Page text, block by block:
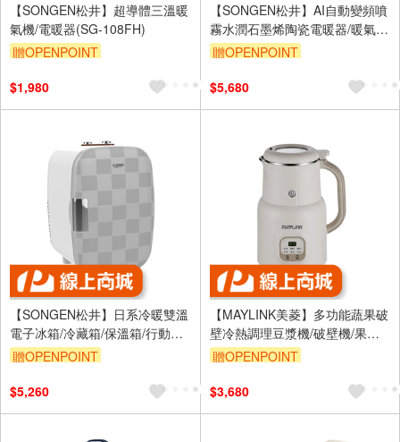
【SONGEN松井】超導體三溫暖
氣機/電暖器(SG-108FH)
贈OPENPOINT
$1,980
【SONGEN松井】AI自動變頻噴
霧水潤石墨烯陶瓷電暖器/暖氣
機/電暖爐(SG-818NP)
贈OPENPOINT
$5,680
【SONGEN松井】日系冷暖雙溫
電子冰箱/冷藏箱/保溫箱/行動冰
箱(CLT-15LE)
贈OPENPOINT
$5,260
【MAYLINK美菱】多功能蔬果破
壁冷熱調理豆漿機/破壁機/果汁
機/快煮壺/輔食機(SG-336JU)
贈OPENPOINT
$3,680